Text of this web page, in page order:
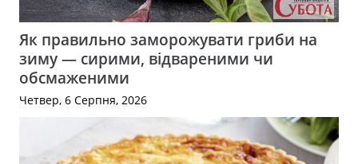
Як правильно заморожувати гриби на
зиму — сирими, відвареними чи
обсмаженими
Четвер, 6 Серпня, 2026